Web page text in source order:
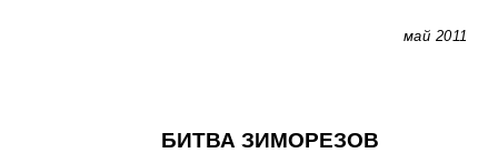
май 2011
БИТВА ЗИМОРЕЗОВ